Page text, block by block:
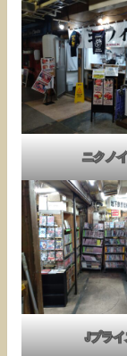
ニクノ
Jプラ